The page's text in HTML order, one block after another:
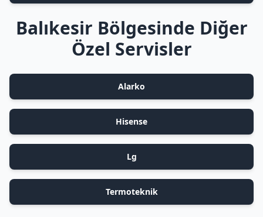
Balıkesir Bölgesinde Diğer
Özel Servisler
Alarko
Hisense
Lg
Termoteknik